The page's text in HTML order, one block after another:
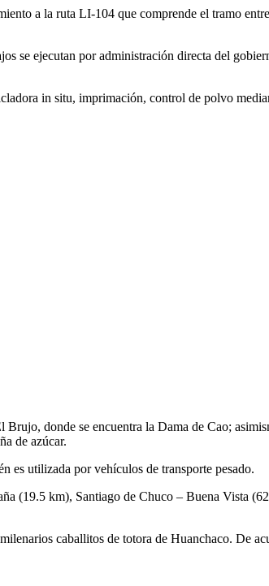
a la ruta LI-104 que comprende el tramo
se ejecutan por administración directa del
in situ, imprimación, control de polvo
donde se encuentra la Dama de Cao;
de azúcar.
es utilizada por vehículos de transporte pesado.
(19.5 km), Santiago de Chuco – Buena Vista
caballitos de totora de Huanchaco. De